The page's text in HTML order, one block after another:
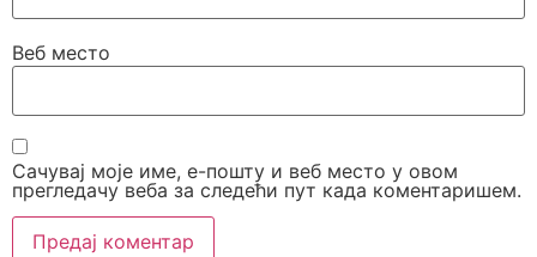
Веб место
Сачувај моје име, е-пошту и веб место у овом
прегледачу веба за следећи пут када коментаришем.